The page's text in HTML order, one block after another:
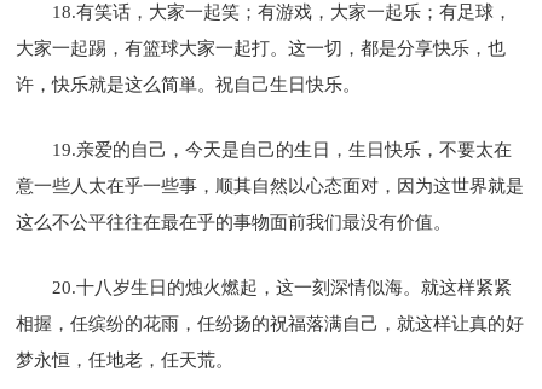
18.有笑话，大家一起笑；有游戏，大家一起乐；有足球，
大家一起踢，有篮球大家一起打。这一切，都是分享快乐，也
许，快乐就是这么简単。祝自己生日快乐。
19.亲爱的自己，今天是自己的生日，生日快乐，不要太在
意一些人太在乎一些事，顺其自然以心态面对，因为这世界就是
这么不公平往往在最在乎的事物面前我们最没有价值。
20.十八岁生日的烛火燃起，这一刻深情似海。就这样紧紧
相握，任缤纷的花雨，任纷扬的祝福落满自己，就这样让真的好
梦永恒，任地老，任天荒。